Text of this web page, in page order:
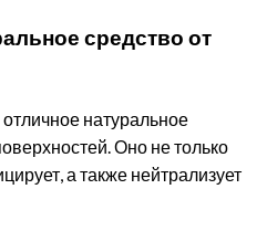
средство от
натуральное
Оно не только
а также нейтрализует